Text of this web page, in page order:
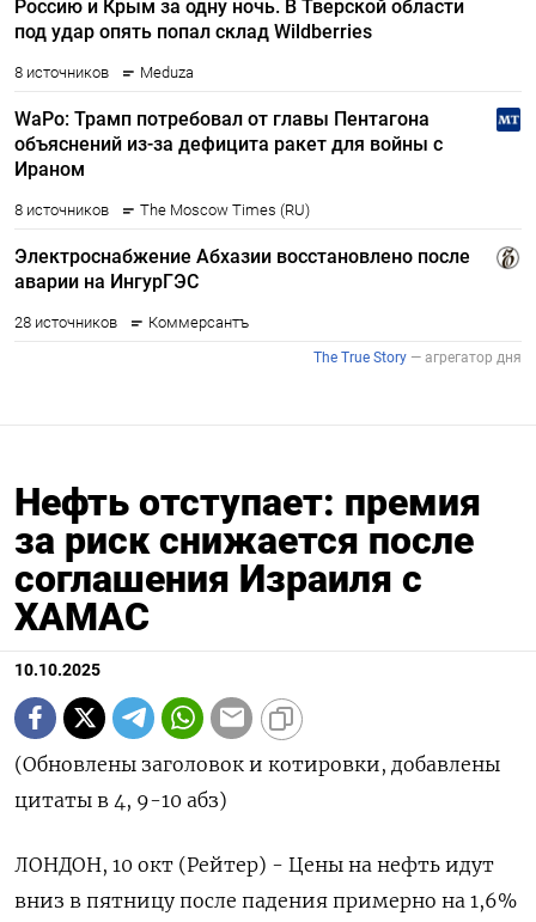
Нефть отступает: премия
за риск снижается после
соглашения Израиля с
ХАМАС
10.10.2025
(Обновлены заголовок и котировки, добавлены
цитаты в 4, 9-10 абз)
ЛОНДОН, 10 окт (Рейтер) - Цены на нефть идут
вниз в пятницу после падения примерно на 1,6%